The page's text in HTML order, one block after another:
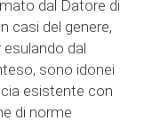
dal Datore di
casi del genere,
dal
sono idonei
esistente con
di norme